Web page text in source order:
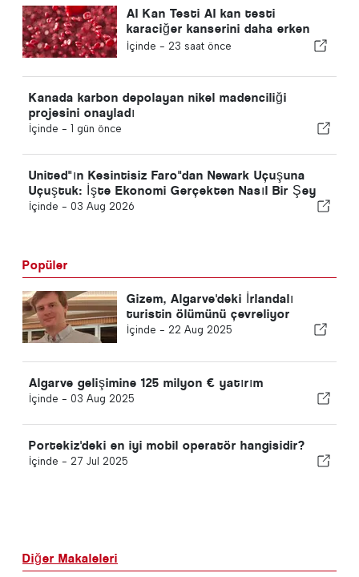
AI Kan Testi AI kan testi
karaciğer kanserini daha erken
tespit eder
İçinde - 23 saat önce
Kanada karbon depolayan nikel madenciliği
projesini onayladı
İçinde - 1 gün önce
United"ın Kesintisiz Faro"dan Newark Uçuşuna
Uçuştuk: İşte Ekonomi Gerçekten Nasıl Bir Şey
İçinde - 03 Aug 2026
Popüler
Gizem, Algarve'deki İrlandalı
turistin ölümünü çevreliyor
İçinde - 22 Aug 2025
Algarve gelişimine 125 milyon € yatırım
İçinde - 03 Aug 2025
Portekiz'deki en iyi mobil operatör hangisidir?
İçinde - 27 Jul 2025
Diğer Makaleleri